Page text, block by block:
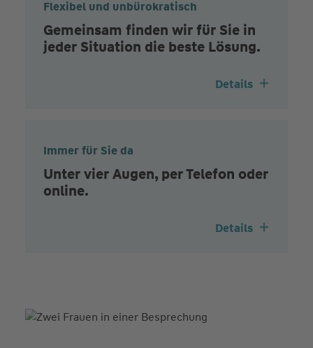
Flexibel und unbürokratisch
Gemeinsam finden wir für Sie in
jeder Situation die beste Lösung.
Details
Immer für Sie da
Unter vier Augen, per Telefon oder
online.
Details